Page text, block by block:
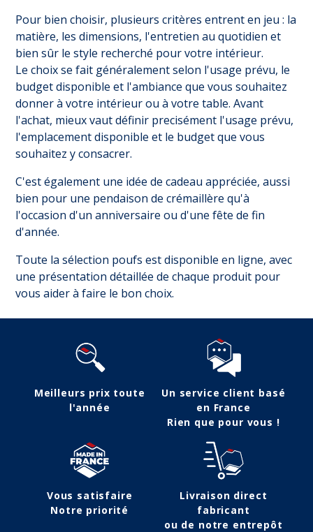
Pour bien choisir, plusieurs critères entrent en jeu : la
matière, les dimensions, l'entretien au quotidien et
bien sûr le style recherché pour votre intérieur.
Le choix se fait généralement selon l'usage prévu, le
budget disponible et l'ambiance que vous souhaitez
donner à votre intérieur ou à votre table. Avant
l'achat, mieux vaut définir precisément l'usage prévu,
l'emplacement disponible et le budget que vous
souhaitez y consacrer.
C'est également une idée de cadeau appréciée, aussi
bien pour une pendaison de crémaillère qu'à
l'occasion d'un anniversaire ou d'une fête de fin
d'année.
Toute la sélection poufs est disponible en ligne, avec
une présentation détaillée de chaque produit pour
vous aider à faire le bon choix.
Meilleurs prix toute
l'année
Un service client basé
en France
Rien que pour vous !
Vous satisfaire
Notre priorité
Livraison direct
fabricant
ou de notre entrepôt